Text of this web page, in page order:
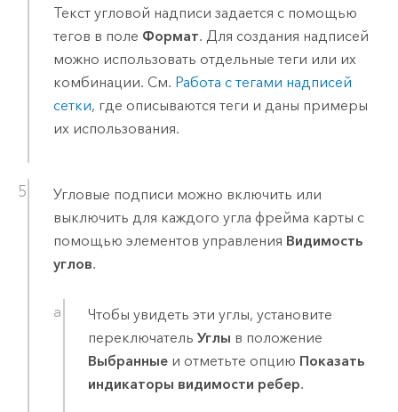
Текст угловой надписи задается с помощью
тегов в поле Формат. Для создания надписей
можно использовать отдельные теги или их
комбинации. См. Работа с тегами надписей
сетки, где описываются теги и даны примеры
их использования.
Угловые подписи можно включить или
выключить для каждого угла фрейма карты с
помощью элементов управления Видимость
углов.
Чтобы увидеть эти углы, установите
переключательУглы в положение
Выбранные и отметьте опцию Показать
индикаторы видимости ребер.